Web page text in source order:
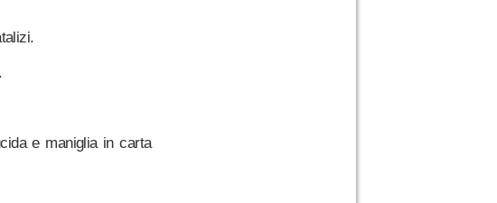
e maniglia in carta